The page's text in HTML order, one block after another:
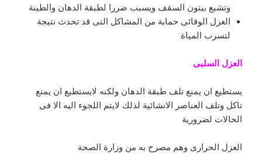
وتشبع بيتون السقف ويسبب ضررا لطبقة الدهان والطينة
العزل الوقائى حماية من المشاكل التى قد تحدث نتيجة
لتسرب المياة
العزل السلبى
يستطيع ان يمنع تلف طبقة الدهان ولكنه لايستطيع ان يمنع
تاكل وتلف العناصر الانشائية لذلك لايتم اللجوء اليه الا فى
الحالات لضرورية
العزل الحرارى وهم مصرح به من وزارة الصحة